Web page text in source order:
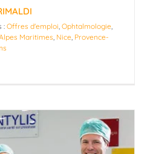
:Offres d'emploi, Ophtalmologie,
Maritimes, Nice, Provence-